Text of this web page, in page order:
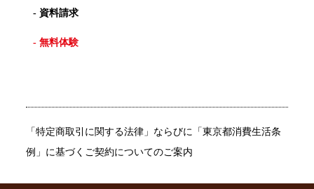
- 資料請求
- 無料体験
「特定商取引に関する法律」ならびに「東京都消費生活条
例」に基づくご契約についてのご案内